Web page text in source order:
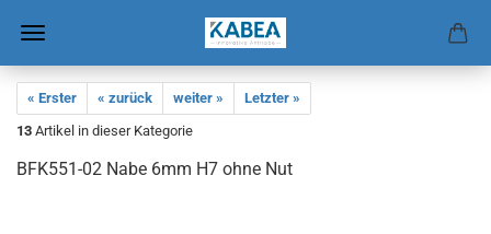
« Erster « zurück weiter »
Letzter »
13 Artikel in dieser Kategorie
BFK551-​02 Nabe 6mm H7 ohne Nut